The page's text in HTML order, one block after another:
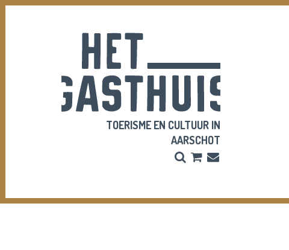
TOERISME EN CULTUUR IN
AARSCHOT
Zoeken
Bestel
en
Inschrijven